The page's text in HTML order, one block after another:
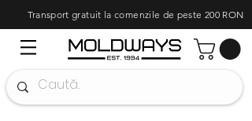
Transport gratuit la comenzile de peste 200 RON